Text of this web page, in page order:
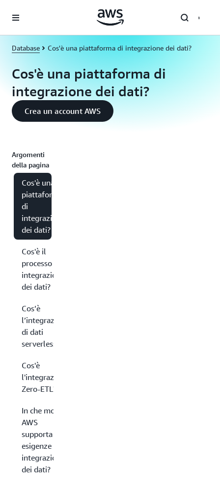
Database Cos'è una piattaforma di integrazione dei dati?
Cos'è una piattaforma di
integrazione dei dati?
Crea un account AWS
Argomenti
della pagina
Cos'è una
piattaforma
di
integrazione
dei dati?
Cos'è il
processo di
integrazione
dei dati?
Cos’è
l’integrazione
di dati
serverless?
Cos'è
l'integrazione
Zero-ETL?
In che modo
AWS
supporta le
esigenze di
integrazione
dei dati?